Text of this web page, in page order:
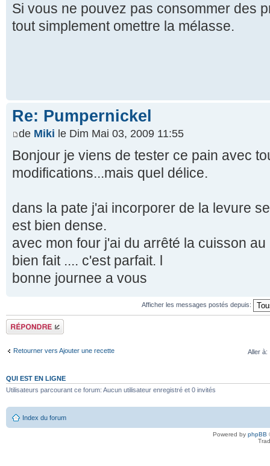
Si vous ne pouvez pas consommer des
tout simplement omettre la mélasse.
Re: Pumpernickel
de Miki le Dim Mai 03, 2009 11:55
Bonjour je viens de tester ce pain avec
modifications...mais quel délice.
dans la pate j'ai incorporer de la levure
est bien dense.
avec mon four j'ai du arrêté la cuisson
bien fait .... c'est parfait. l
bonne journee a vous
Afficher les messages postés depuis:
Répondre
Retourner vers Ajouter une recette Aller à:
QUI EST EN LIGNE
Utilisateurs parcourant ce forum: Aucun utilisateur enregistré et 0 invités
Index du forum
Powered by phpBB